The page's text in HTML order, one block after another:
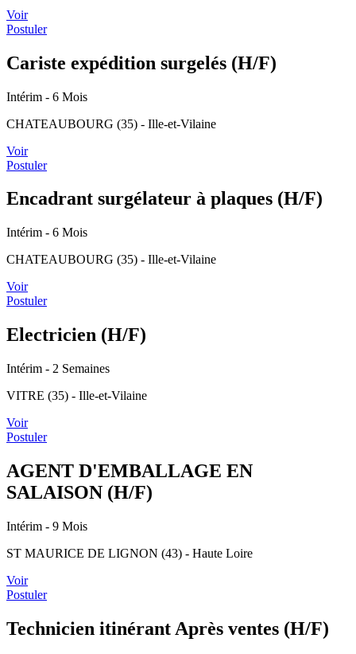
Voir
Postuler
Cariste expédition surgelés (H/F)
Intérim - 6 Mois
CHATEAUBOURG (35) - Ille-et-Vilaine
Voir
Postuler
Encadrant surgélateur à plaques (H/F)
Intérim - 6 Mois
CHATEAUBOURG (35) - Ille-et-Vilaine
Voir
Postuler
Electricien (H/F)
Intérim - 2 Semaines
VITRE (35) - Ille-et-Vilaine
Voir
Postuler
AGENT D'EMBALLAGE EN
SALAISON (H/F)
Intérim - 9 Mois
ST MAURICE DE LIGNON (43) - Haute Loire
Voir
Postuler
Technicien itinérant Après ventes (H/F)